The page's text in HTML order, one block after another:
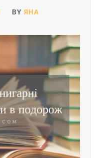
BY ЯНА